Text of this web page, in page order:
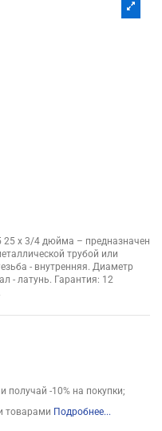
25 х 3/4 дюйма – предназначен
трубой или
- внутренняя. Диаметр
- латунь. Гарантия: 12
получай -10% на покупки;
товарами Подробнее...